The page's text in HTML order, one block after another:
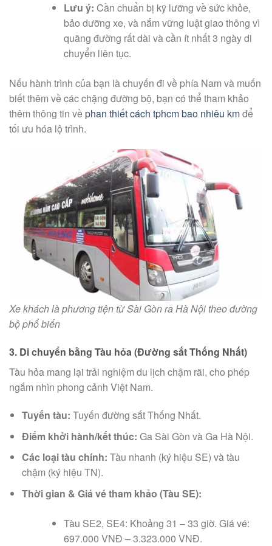
Lưu ý: Cần chuẩn bị kỹ lưỡng về sức khỏe,
bảo dưỡng xe, và nắm vững luật giao thông vì
quãng đường rất dài và cần ít nhất 3 ngày di
chuyển liên tục.
Nếu hành trình của bạn là chuyến đi về phía Nam và muốn
biết thêm về các chặng đường bộ, bạn có thể tham khảo
thêm thông tin vềphan thiết cách tphcm bao nhiêu kmđể
tối ưu hóa lộ trình.
Xe khách là phương tiện từ Sài Gòn ra Hà Nội theo đường
bộ phổ biến
3. Di chuyển bằng Tàu hỏa (Đường sắt Thống Nhất)
Tàu hỏa mang lại trải nghiệm du lịch chậm rãi, cho phép
ngắm nhìn phong cảnh Việt Nam.
Tuyến tàu: Tuyến đường sắt Thống Nhất.
Điểm khởi hành/kết thúc: Ga Sài Gòn và Ga Hà Nội.
Các loại tàu chính: Tàu nhanh (ký hiệu SE) và tàu
chậm (ký hiệu TN).
Thời gian & Giá vé tham khảo (Tàu SE):
Tàu SE2, SE4: Khoảng 31 – 33 giờ. Giá vé:
697.000 VNĐ – 3.323.000 VNĐ.